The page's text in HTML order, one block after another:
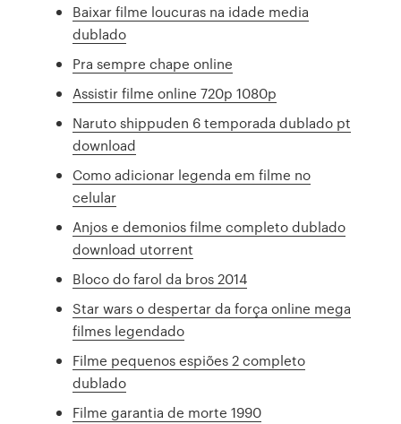
Baixar filme loucuras na idade media
dublado
Pra sempre chape online
Assistir filme online 720p 1080p
Naruto shippuden 6 temporada dublado pt
download
Como adicionar legenda em filme no
celular
Anjos e demonios filme completo dublado
download utorrent
Bloco do farol da bros 2014
Star wars o despertar da força online mega
filmes legendado
Filme pequenos espiões 2 completo
dublado
Filme garantia de morte 1990